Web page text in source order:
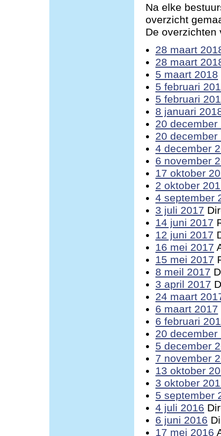
Na elke
overzicht
De overzichten
28 maart
28 maart
5 maart 2018
5 februari
5 februari
8 januari
20 december
20 december
4 december
6 november
17 oktober
2 oktober
4 september
3 juli 2017
14 juni 2017
12 juni 2017
16 mei 2017
15 mei 2017
8 meil 2017
3 april 2017
24 maart
6 maart 2017
6 februari
20 december
5 december
7 november
13 oktober
3 oktober
5 september
4 juli 2016
6 juni 2016
17 mei 2016